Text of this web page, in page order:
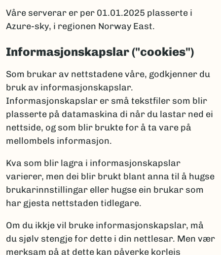
Våre serverar er per 01.01.2025 plasserte i
Azure-sky, i regionen Norway East.
Informasjonskapslar ("cookies")
Som brukar av nettstadene våre, godkjenner du
bruk av informasjonskapslar.
Informasjonskapslar er små tekstfiler som blir
plasserte på datamaskina di når du lastar ned ei
nettside, og som blir brukte for å ta vare på
mellombels informasjon.
Kva som blir lagra i informasjonskapslar
varierer, men dei blir brukt blant anna til å hugse
brukarinnstillingar eller hugse ein brukar som
har gjesta nettstaden tidlegare.
Om du ikkje vil bruke informasjonskapslar, må
du sjølv stengje for dette i din nettlesar. Men vær
merksam på at dette kan påverke korleis